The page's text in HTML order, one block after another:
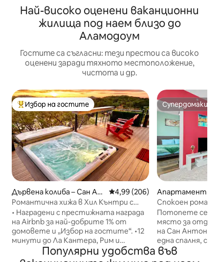
Най-високо оценени ваканционни
жилища под наем близо до
Аламодоум
Гостите са съгласни: тези престои са високо
оценени заради тяхното местоположение,
чистота и др.
Най-популярен избор на гостите
Избор на гостите
Дървена колиба – Сан Ан
тонио
Средна оценка: 4,99 от 5,
4,99 (206)
Романтична хижа в Хил Кънтри с
самостоятелна хидромасажна вана
• Наградени с престижната награда
на Airbnb за най-добрите 1% от
домовете и „Избор на гостите“. •12
минути до Ла Кантера, Рим и
Фиеста Тексас. 25 минути до
центъра/Ривъруолк и SeaWorld (в
Супердомакин
Супердомакин
Апартамент –
нио
Спокоен романс
басейн/голямо
безплатен
Потопете се в
място за отдих
на Сан
една спалня, с
за паркиране, е
успокояващи
Популярни удобства във